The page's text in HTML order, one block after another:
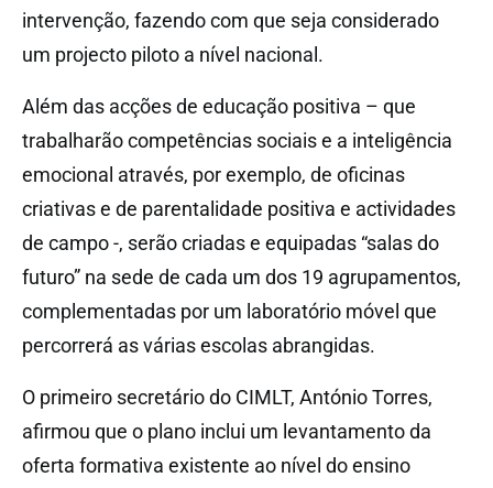
intervenção, fazendo com que seja considerado
um projecto piloto a nível nacional.
Além das acções de educação positiva – que
trabalharão competências sociais e a inteligência
emocional através, por exemplo, de oficinas
criativas e de parentalidade positiva e actividades
de campo -, serão criadas e equipadas “salas do
futuro” na sede de cada um dos 19 agrupamentos,
complementadas por um laboratório móvel que
percorrerá as várias escolas abrangidas.
O primeiro secretário do CIMLT, António Torres,
afirmou que o plano inclui um levantamento da
oferta formativa existente ao nível do ensino